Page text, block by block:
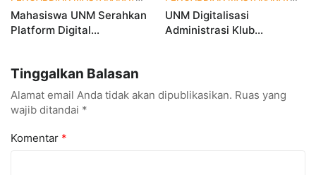
Mahasiswa UNM Serahkan
Platform Digital
Digital
UNM Digitalisasi
Administrasi Klub
Tinggalkan Balasan
Alamat email Anda tidak akan dipublikasikan. Ruas yang
wajib ditandai *
Komentar *